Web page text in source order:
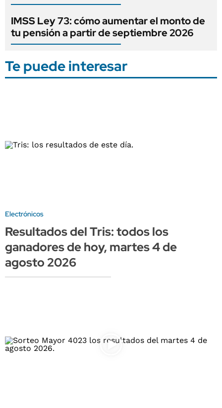
IMSS Ley 73: cómo aumentar el monto de
tu pensión a partir de septiembre 2026
Te puede interesar
Electrónicos
Resultados del Tris: todos los
ganadores de hoy, martes 4 de
agosto 2026